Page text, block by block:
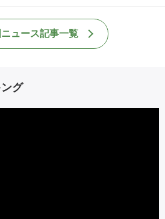
ュース記事一覧
グ